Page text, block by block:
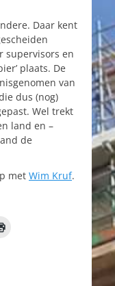
Daar kent
supervisors en
plaats. De
van
dus (nog)
Wel trekt
land en –
de
met Wim Kruf.